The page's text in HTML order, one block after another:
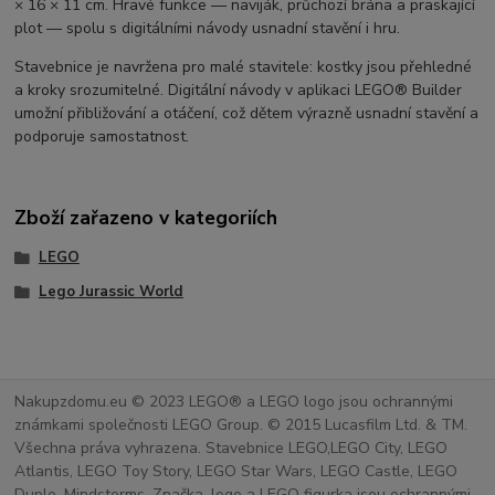
× 16 × 11 cm. Hravé funkce — naviják, průchozí brána a praskající
plot — spolu s digitálními návody usnadní stavění i hru.
Stavebnice je navržena pro malé stavitele: kostky jsou přehledné
a kroky srozumitelné. Digitální návody v aplikaci LEGO® Builder
umožní přibližování a otáčení, což dětem výrazně usnadní stavění a
podporuje samostatnost.
Zboží zařazeno v kategoriích
LEGO
Lego Jurassic World
Nakupzdomu.eu © 2023 LEGO® a LEGO logo jsou ochrannými
známkami společnosti LEGO Group. © 2015 Lucasfilm Ltd. & TM.
Všechna práva vyhrazena. Stavebnice LEGO,LEGO City, LEGO
Atlantis, LEGO Toy Story, LEGO Star Wars, LEGO Castle, LEGO